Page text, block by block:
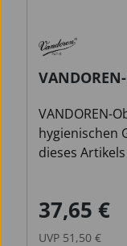
VANDOREN-
hygienischen
dieses
Verkaufspreis:
37,65 €
UVP 51,50 €